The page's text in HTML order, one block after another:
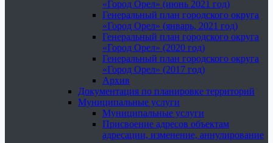
«Город Орел» (июнь 2021 год)
Генеральный план городского округа
«Город Орел» (январь, 2021 год)
Генеральный план городского округа
«Город Орел» (2020 год)
Генеральный план городского округа
«Город Орел» (2017 год)
Архив
Документация по планировке территорий
Муниципальные услуги
Муниципальные услуги
Присвоение адресов объектам
адресации, изменение, аннулирование